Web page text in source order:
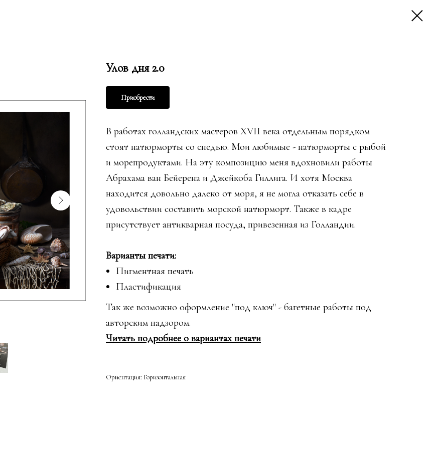
Улов дня 2.0
Приобрести
В работах голландских мастеров XVII века отдельным порядком
стоят натюрморты со снедью. Мои любимые - натюрморты с рыбой
и морепродуктами. На эту композицию меня вдохновили работы
Абрахама ван Бейерена и Джейкоба Гиллига. И хотя Москва
находится довольно далеко от моря, я не могла отказать себе в
удовольствии составить морской натюрморт. Также в кадре
присутствует антикварная посуда, привезенная из Голландии.
Варианты печати:
Пигментная печать
Пластификация
Так же возможно оформление "под ключ" - багетные работы под
авторским надзором.
Читать подробнее о вариантах печати
Ориентация: Горизонтальная